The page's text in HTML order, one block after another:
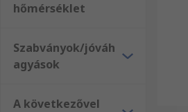
hőmérséklet
Szabványok/jóváh
agyások
A következővel